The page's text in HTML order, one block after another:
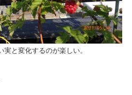
と変化するのが楽しい。